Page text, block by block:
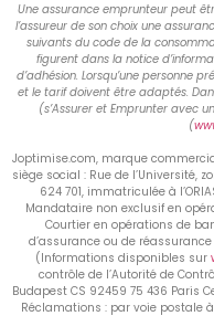
Une assurance emprunteur peut
l’assureur de son choix une
suivants du code de la
figurent dans la notice
d’adhésion. Lorsqu’une personne
et le tarif doivent être adaptés.
(s’Assurer et Emprunter avec
(
Joptimise.com, marque
siège social : Rue de l’Université,
624 701, immatriculée à
Mandataire non exclusif en
Courtier en opérations de
d’assurance ou de
(Informations disponibles sur
contrôle de l’Autorité de
Budapest CS 92459 75 436 Paris
Réclamations : par voie postale à